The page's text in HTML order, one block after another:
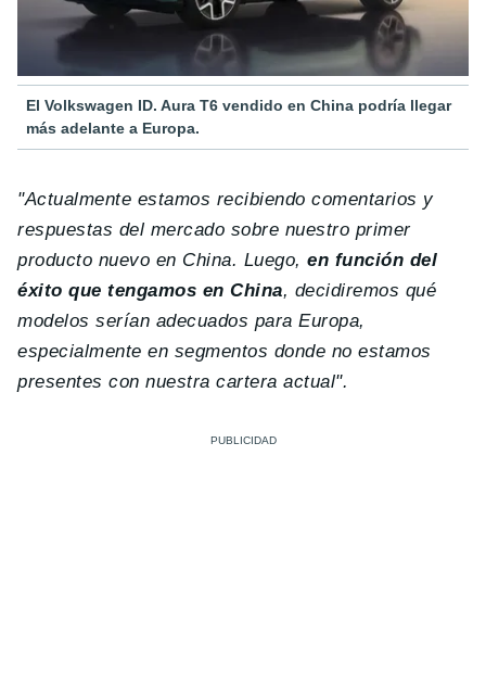
El Volkswagen ID. Aura T6 vendido en China podría llegar
más adelante a Europa.
"Actualmente estamos recibiendo comentarios y
respuestas del mercado sobre nuestro primer
producto nuevo en China. Luego, en función del
éxito que tengamos en China, decidiremos qué
modelos serían adecuados para Europa,
especialmente en segmentos donde no estamos
presentes con nuestra cartera actual".